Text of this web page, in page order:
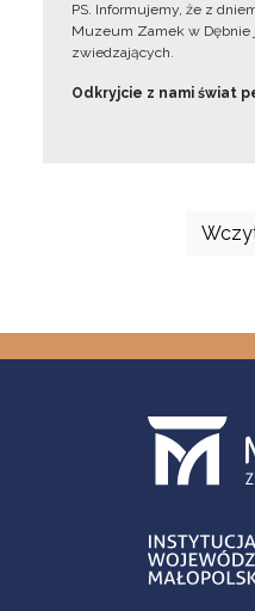
PS. Informujemy, że z
Muzeum Zamek w Dębnie
zwiedzających.
Odkryjcie z nami świat